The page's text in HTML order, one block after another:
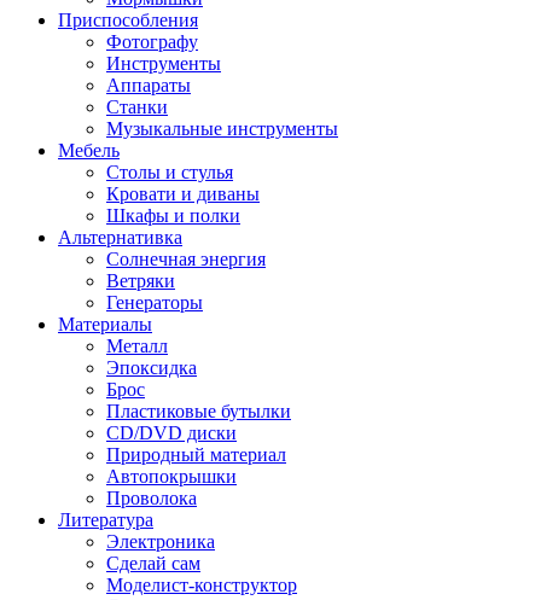
Приспособления
Фотографу
Инструменты
Аппараты
Станки
Музыкальные инструменты
Мебель
Столы и стулья
Кровати и диваны
Шкафы и полки
Альтернативка
Солнечная энергия
Ветряки
Генераторы
Материалы
Металл
Эпоксидка
Брос
Пластиковые бутылки
CD/DVD диски
Природный материал
Автопокрышки
Проволока
Литература
Электроника
Сделай сам
Моделист-конструктор